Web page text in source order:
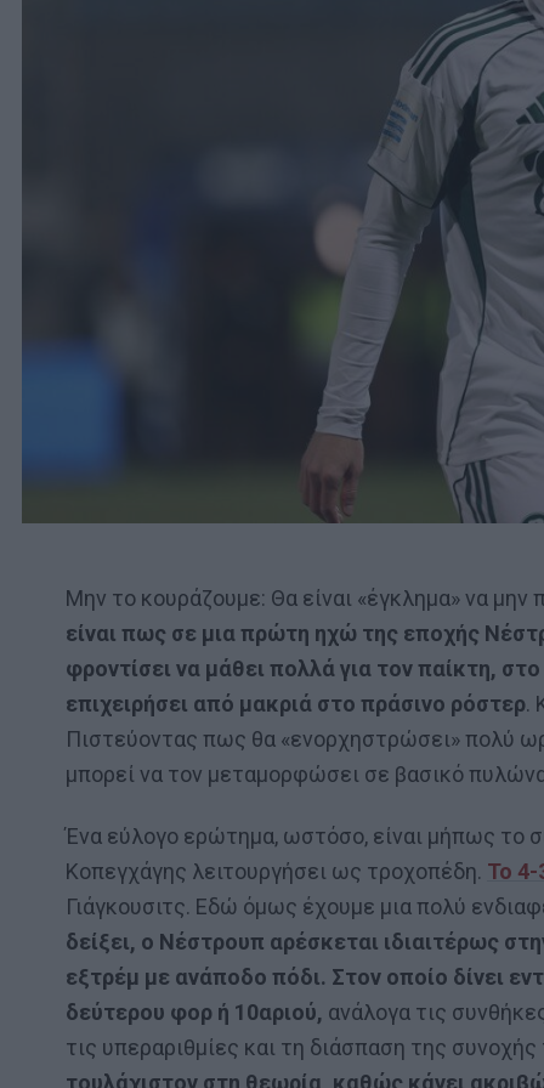
Μην το κουράζουμε: Θα είναι «έγκλημα» να μην
είναι πως σε μια πρώτη ηχώ της εποχής
φροντίσει να μάθει πολλά για τον παίκτη,
επιχειρήσει από μακριά στο πράσινο ρόστερ.
Πιστεύοντας πως θα «ενορχηστρώσει» πολύ
μπορεί να τον μεταμορφώσει σε βασικό
Ένα εύλογο ερώτημα, ωστόσο, είναι μήπως το
Κοπεγχάγης λειτουργήσει ως τροχοπέδη. Το 4-
Γιάγκουσιτς. Εδώ όμως έχουμε μια πολύ
δείξει, ο Νέστρουπ αρέσκεται ιδιαιτέρως
εξτρέμ με ανάποδο πόδι. Στον οποίο δίνει
δεύτερου φορ ή 10αριού, ανάλογα τις
τις υπεραριθμίες και τη διάσπαση της
τουλάχιστον στη θεωρία, καθώς κάνει